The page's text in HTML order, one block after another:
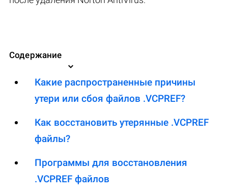
Содержание
Какие распространенные причины
утери или сбоя файлов .VCPREF?
Как восстановить утерянные .VCPREF
файлы?
Программы для восстановления
.VCPREF файлов